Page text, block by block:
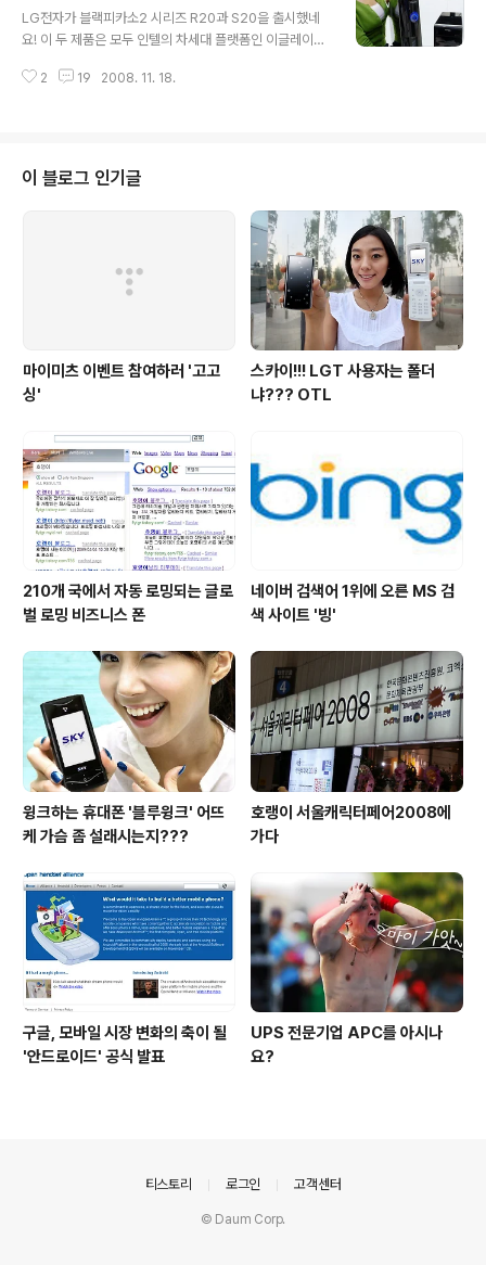
이 LCD 모니터들은 압력이나 정전방식이 아닌 적외선 방
식을 사용하는 게 특징이라고 합니다. 그 덕분에 손가락이
서피스처럼 화면 뒤쪽에서 적외선으로 LCD 표면에 접촉
LG전자가 블랙피카소2 시리즈 R20과 S20을 출시했네
요! 이 두 제품은 모두 인텔의 차세대 플랫폼인 이글레이크
3 메모리를 탑재한 고성능 PC입니다. 동영상 편집이든 3
것 같은데... 슬림형 모델은 R20 시리즈네요. R20 시리즈
는 쿼드코어 Q8200에 지포스 9500GS를 장착하고 있
음에도 불구하고 소음과 발열을 최소로 줄인 제품입니다.
블렉피카소는 전통적(2년 전통 =_=;)으로 다면플랫폼 냉
각기술(MDPC: Multi Direction Platform Coolin..
2 19 2008. 11. 18.
이 블로그 인기글
마이미츠 이벤트 참여하러 '고고
싱'
스카이!!! LGT 사용자는 폴더
냐??? OTL
210개 국에서 자동 로밍되는 글로
벌 로밍 비즈니스 폰
네이버 검색어 1위에 오른 MS 검
색 사이트 '빙'
윙크하는 휴대폰 '블루윙크' 어뜨
케 가슴 좀 설래시는지???
호랭이 서울캐릭터페어2008에
가다
구글, 모바일 시장 변화의 축이 될
'안드로이드' 공식 발표
UPS 전문기업 APC를 아시나
요?
티스토리 로그인 고객센터
© Daum Corp.